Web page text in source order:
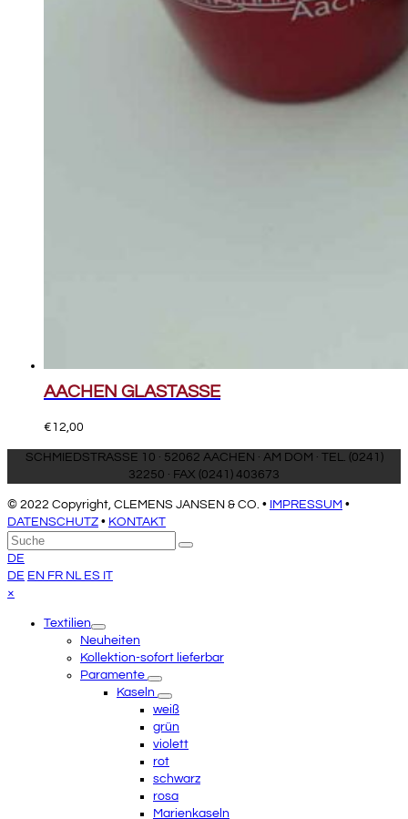
AACHEN GLASTASSE
€12,00
SCHMIEDSTRASSE 10 · 52062 AACHEN · AM DOM · TEL. (0241)
32250 · FAX (0241) 403673
© 2022 Copyright, CLEMENS JANSEN & CO. • IMPRESSUM •
DATENSCHUTZ • KONTAKT
An
den
Anfang
scrollen
Suche
Senden
DE
DE EN FR NL ES IT
×
menuTextilien
Neuheiten
Kollektion-sofort lieferbar
Paramente
Kaseln
weiß
grün
violett
rot
schwarz
rosa
Marienkaseln